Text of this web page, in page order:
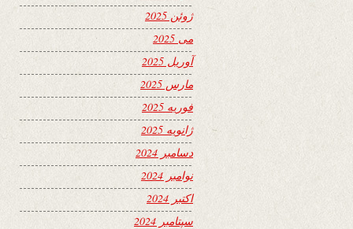
ژوئن 2025
می 2025
آوریل 2025
مارس 2025
فوریه 2025
ژانویه 2025
دسامبر 2024
نوامبر 2024
اکتبر 2024
سپتامبر 2024